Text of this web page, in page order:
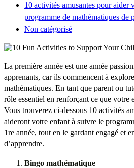
10 activités amusantes pour aider
programme de mathématiques de
Non catégorisé
La première année est une année
apprenants, car ils commencent à
mathématiques. En tant que parent ou
rôle essentiel en renforçant ce que votre
Vous trouverez ci-dessous 10 activités
aideront votre enfant à suivre le
1re année, tout en le gardant engagé et
d’apprendre.
Bingo mathématique